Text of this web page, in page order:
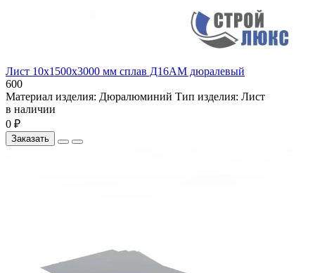
Лист 10х1500х3000 мм сплав Д16АМ дюралевый
600
Материал изделия: Дюралюминий Тип изделия: Лист
в наличии
0 ₽
Заказать